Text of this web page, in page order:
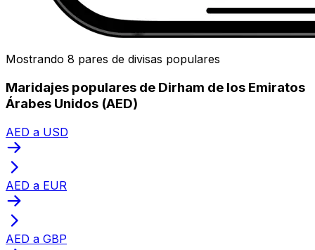
Mostrando 8 pares de divisas populares
Maridajes populares de Dirham de los Emiratos
Árabes Unidos (AED)
AED a USD
AED a EUR
AED a GBP